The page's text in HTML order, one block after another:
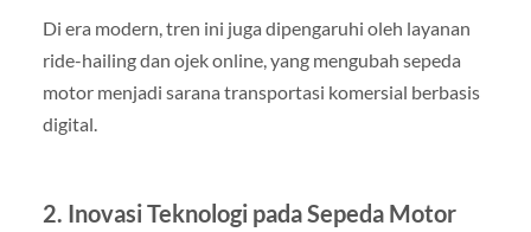
Di era modern, tren ini juga dipengaruhi oleh layanan
ride-hailing dan ojek online, yang mengubah sepeda
motor menjadi sarana transportasi komersial berbasis
digital.
2. Inovasi Teknologi pada Sepeda Motor